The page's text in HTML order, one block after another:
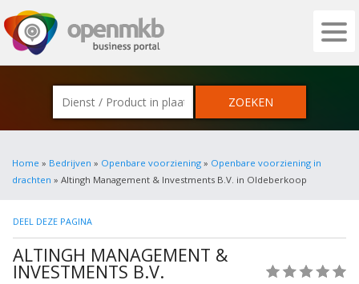
OPENMKB - DE ZAKELIJKE PORTAL
Home » Bedrijven » Openbare voorziening » Openbare voorziening in
drachten » Altingh Management & Investments B.V. in Oldeberkoop
DEEL DEZE PAGINA
ALTINGH MANAGEMENT &
INVESTMENTS B.V.